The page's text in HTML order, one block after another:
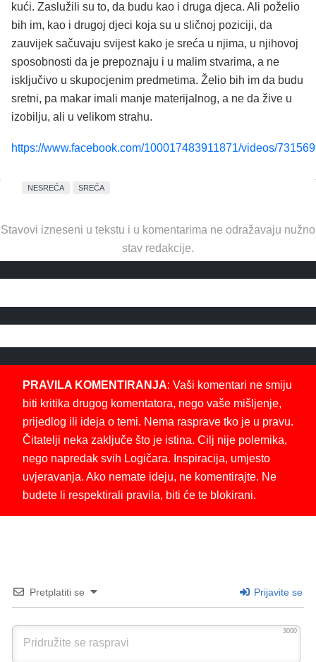
kući. Zaslužili su to, da budu kao i druga djeca. Ali poželio
bih im, kao i drugoj djeci koja su u sličnoj poziciji, da
zauvijek sačuvaju svijest kako je sreća u njima, u njihovoj
sposobnosti da je prepoznaju i u malim stvarima, a ne
isključivo u skupocjenim predmetima. Želio bih im da budu
sretni, pa makar imali manje materijalnog, a ne da žive u
izobilju, ali u velikom strahu.
https://www.facebook.com/100017483911871/videos/
NESREĆA SREĆA
Stavovi izneseni u tekstu i u komentarima ne odražavaju nužno
stav redakcije.
PRAVILA KOMENTIRANJA: Vaši komentari ne smiju
biti kritika drugog komentatora, nego vaše mišljenje,
prijedlog ili ideja o temi. Nema rasprave tko je u pravu.
Čitatelji neka zaključe što je istina. Cilj nije polemika,
nego napredak svih Logičara. Inspiracija, umjesto
uvjeravanja. Ako nemate ideju, ne komentirajte. Ne
budete li respektirali pravila, biti će te blokirani.
Pretplatiti se Prijavite se
3000